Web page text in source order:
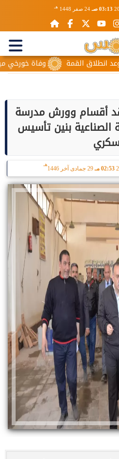
03:13 صـ 24 صفر 1448 هـ
وفاة خورخي ميسي والد القمة
أقسام وورش مدرسة
الصناعية بنين تأسيس
02:53 مـ 29 جمادى آخر 1446
هـ